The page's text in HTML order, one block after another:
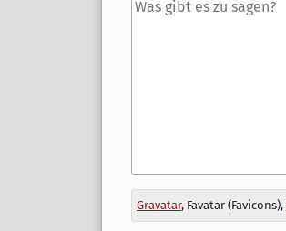
Antwort
zu
Gravatar, Favatar (Favicons),